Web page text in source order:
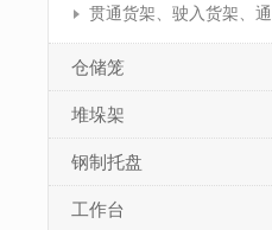
仓储笼
堆垛架
钢制托盘
工作台